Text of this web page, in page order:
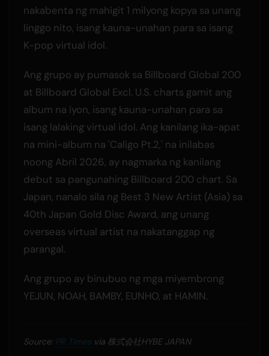
nakabenta ng mahigit 1 milyong kopya sa unang
linggo nito, isang kauna-unahan para sa isang
K-pop virtual idol.
Ang grupo ay pumasok sa Billboard Global 200
at Billboard Global Excl. U.S. charts gamit ang
album na iyon, isang kauna-unahan para sa
isang lalaking virtual idol. Ang kanilang ika-apat
na mini-album na 'Caligo Pt.2,' na inilabas
noong Abril 2026, ay nagmarka ng kanilang
debut sa pangunahing Billboard 200 chart. Sa
Japan, nanalo sila ng Best 3 New Artist (Asia) sa
40th Japan Gold Disc Award, ang unang
overseas virtual artist na nakatanggap ng
parangal.
Ang grupo ay binubuo ng mga miyembrong
YEJUN, NOAH, BAMBY, EUNHO, at HAMIN.
Source: PR Timesvia 株式会社HYBE JAPAN